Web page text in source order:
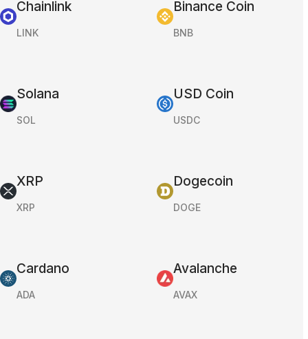
Chainlink
LINK
Binance Coin
BNB
Solana
SOL
USD Coin
USDC
XRP
XRP
Dogecoin
DOGE
Cardano
ADA
Avalanche
AVAX